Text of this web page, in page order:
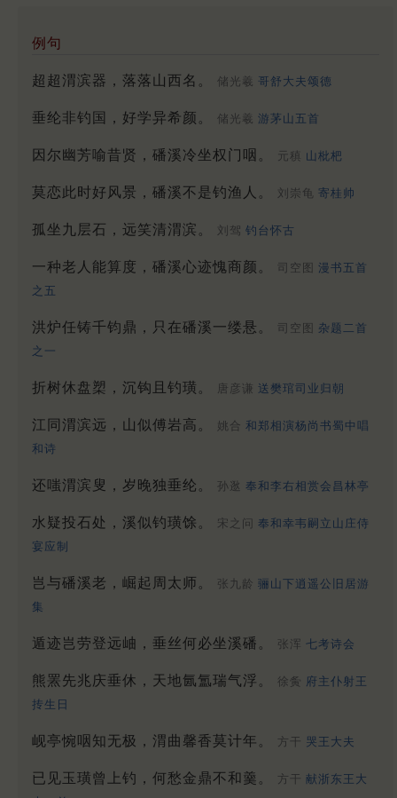
例句
超超渭滨器，落落山西名。 储光羲 哥舒大夫颂德
垂纶非钓国，好学异希颜。 储光羲 游茅山五首
因尔幽芳喻昔贤，磻溪冷坐权门咽。 元稹 山枇杷
莫恋此时好风景，磻溪不是钓渔人。 刘崇龟 寄桂帅
孤坐九层石，远笑清渭滨。 刘驾 钓台怀古
一种老人能算度，磻溪心迹愧商颜。 司空图 漫书五首
之五
洪炉任铸千钧鼎，只在磻溪一缕悬。 司空图 杂题二首
之一
折树休盘槊，沉钩且钓璜。 唐彦谦 送樊琯司业归朝
江同渭滨远，山似傅岩高。 姚合 和郑相演杨尚书蜀中唱
和诗
还嗤渭滨叟，岁晚独垂纶。 孙逖 奉和李右相赏会昌林亭
水疑投石处，溪似钓璜馀。 宋之问 奉和幸韦嗣立山庄侍
宴应制
岂与磻溪老，崛起周太师。 张九龄 骊山下逍遥公旧居游
集
遁迹岂劳登远岫，垂丝何必坐溪磻。 张浑 七考诗会
熊罴先兆庆垂休，天地氤氲瑞气浮。 徐夤 府主仆射王
抟生日
岘亭惋咽知无极，渭曲馨香莫计年。 方干 哭王大夫
已见玉璜曾上钓，何愁金鼎不和羹。 方干 献浙东王大